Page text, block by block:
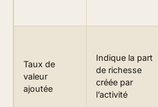
Taux de
valeur
ajoutée
Indique la part
de richesse
créée par
l’activité